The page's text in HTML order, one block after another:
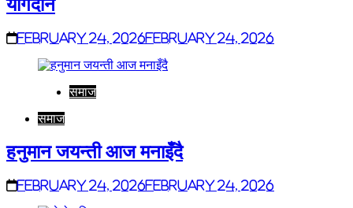
योगदान
February 24, 2026February 24, 2026
समाज
समाज
हनुमान जयन्ती आज मनाइँदै
February 24, 2026February 24, 2026